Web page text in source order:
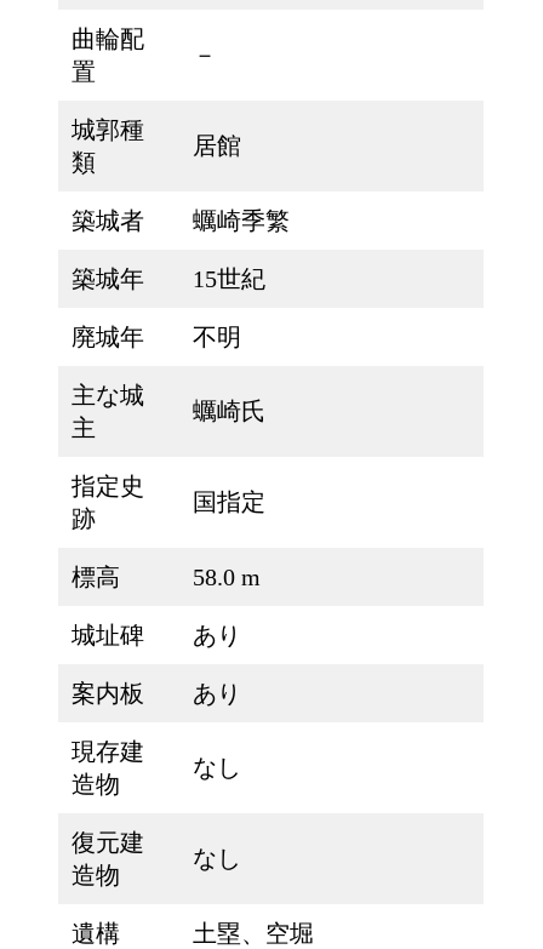
曲輪配
置
－
城郭種
類
居館
築城者 蠣崎季繁
築城年 15世紀
廃城年 不明
主な城
主
蠣崎氏
指定史
跡
国指定
標高 58.0 m
城址碑 あり
案内板 あり
現存建
造物
なし
復元建
造物
なし
遺構 土塁、空堀